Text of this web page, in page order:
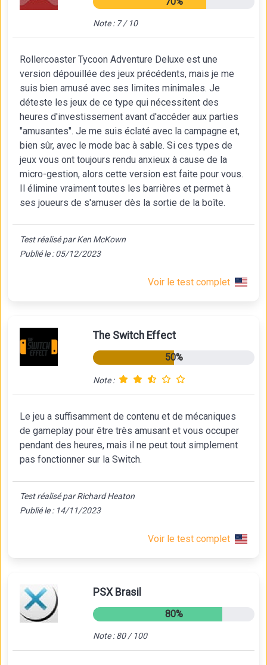
Note : 7 / 10
Rollercoaster Tycoon Adventure Deluxe est une
version dépouillée des jeux précédents, mais je me
suis bien amusé avec ses limites minimales. Je
déteste les jeux de ce type qui nécessitent des
heures d'investissement avant d'accéder aux parties
"amusantes". Je me suis éclaté avec la campagne et,
bien sûr, avec le mode bac à sable. Si ces types de
jeux vous ont toujours rendu anxieux à cause de la
micro-gestion, alors cette version est faite pour vous.
Il élimine vraiment toutes les barrières et permet à
ses joueurs de s'amuser dès la sortie de la boîte.
Test réalisé par Ken McKown
Publié le : 05/12/2023
Voir le test complet
The Switch Effect
50%
Note :
Le jeu a suffisamment de contenu et de mécaniques
de gameplay pour être très amusant et vous occuper
pendant des heures, mais il ne peut tout simplement
pas fonctionner sur la Switch.
Test réalisé par Richard Heaton
Publié le : 14/11/2023
Voir le test complet
PSX Brasil
80%
Note : 80 / 100